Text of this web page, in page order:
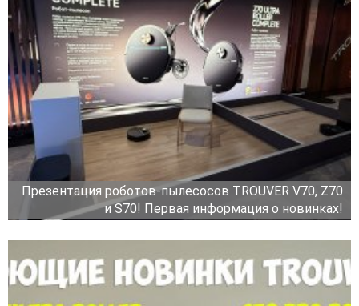
Презентация роботов-пылесосов TROUVER V70, Z70
и S70! Первая информация о новинках!